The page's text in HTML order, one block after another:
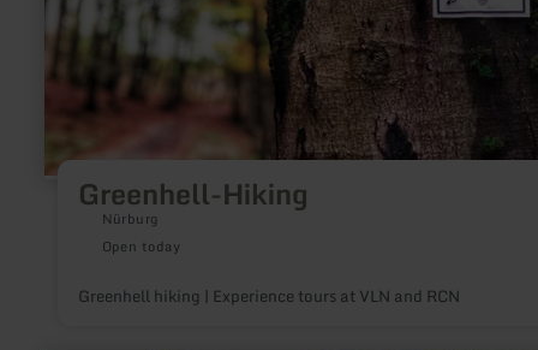
Greenhell-Hiking
Nürburg
Open today
Greenhell hiking | Experience tours at VLN and RCN